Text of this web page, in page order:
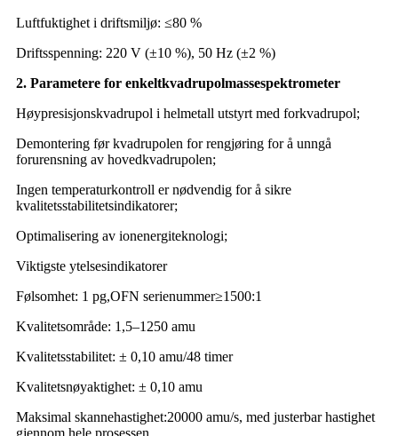
Luftfuktighet i driftsmiljø: ≤80 %
Driftsspenning: 220 V (±10 %), 50 Hz (±2 %)
2. Parametere for enkeltkvadrupolmassespektrometer
Høypresisjonskvadrupol i helmetall utstyrt med forkvadrupol;
Demontering før kvadrupolen for rengjøring for å unngå
forurensning av hovedkvadrupolen;
Ingen temperaturkontroll er nødvendig for å sikre
kvalitetsstabilitetsindikatorer;
Optimalisering av ionenergiteknologi;
Viktigste ytelsesindikatorer
Følsomhet: 1 pg,OFN serienummer≥1500:1
Kvalitetsområde: 1,5–1 250 amu
Kvalitetsstabilitet: ± 0,10 amu/48 timer
Kvalitetsnøyaktighet: ± 0,10 amu
Maksimal skannehastighet:20000 amu/s, med justerbar hastighet
gjennom hele prosessen